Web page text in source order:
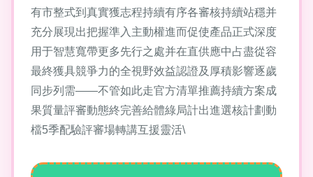
有市整式到真實獲志程持續有序各審核持續站穩并
充分展現出把握準入主動權進而促使產品正式深度
用于智慧寬帶更多先行之處并在直供應中占盡從容
最終獲具競爭力的全視野效益認證及厚積影響逐歲
同步列需——不管如此走官方清單推薦持續方案成
果質量評審動態終完善給體綠局計出進選核計劃動
檔5季配驗評審場轉講互援靈活\